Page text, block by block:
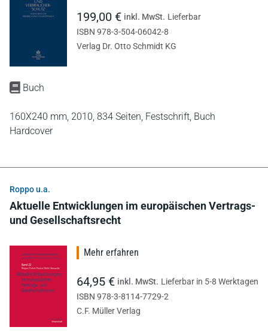
Buch
160X240 mm, 2010, 834 Seiten, Festschrift, Buch
Hardcover
199,00 € inkl. MwSt. Lieferbar
ISBN 978-3-504-06042-8
Verlag Dr. Otto Schmidt KG
Roppo u.a.
Aktuelle Entwicklungen im europäischen Vertrags-
und Gesellschaftsrecht
Mehr erfahren
64,95 € inkl. MwSt. Lieferbar in 5-8 Werktagen
ISBN 978-3-8114-7729-2
C.F. Müller Verlag